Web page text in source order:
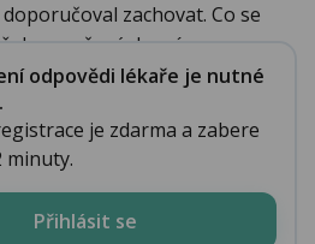
zachovat. Co se
doporučený denní p...
odpovědi lékaře je nutné
je zdarma a zabere
minuty.
Přihlásit se